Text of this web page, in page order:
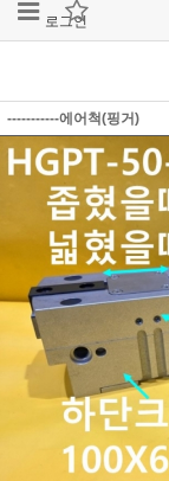
로그인
-----------에어척(핑거)